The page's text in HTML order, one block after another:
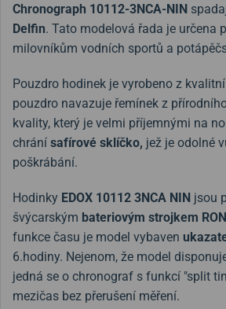
Chronograph 10112-3NCA-NIN
Delfin. Tato modelová řada je určena
milovníkům vodních sportů a
Pouzdro hodinek je vyrobeno z
pouzdro navazuje řemínek z
kvality, který je velmi příjemnými na
chrání safírové sklíčko, jež je odolné
poškrábání.
Hodinky EDOX 10112 3NCA NIN jsou
švýcarským bateriovým strojkem
funkce času je model vybaven
6.hodiny. Nejenom, že model
jedná se o chronograf s funkcí "split
mezičas bez přerušení měření.